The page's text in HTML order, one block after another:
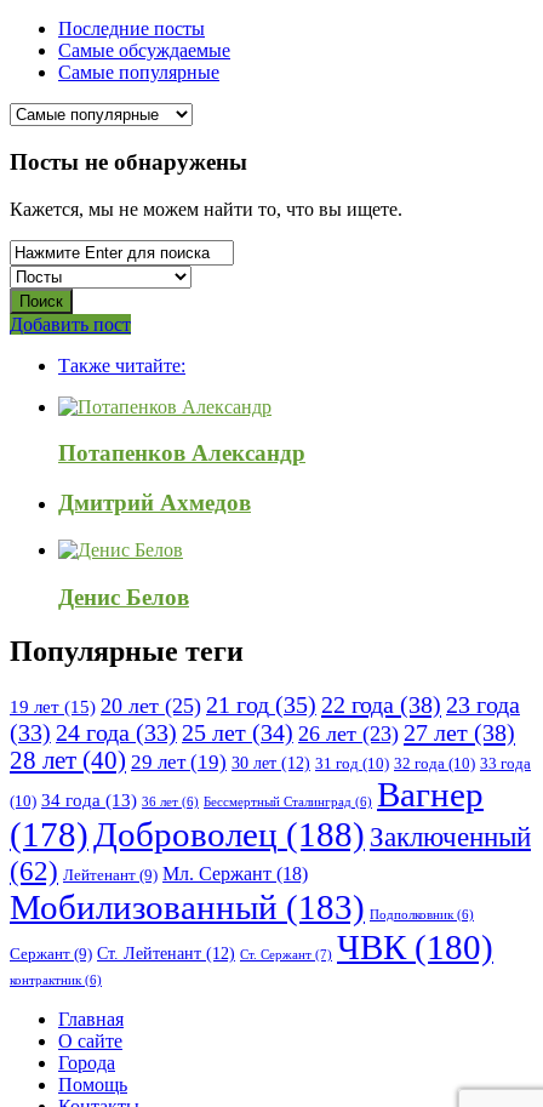
Последние посты
Самые обсуждаемые
Самые популярные
СВО
Списки
погибших
2022-
2026,
Новости
СВО
Последний
Посты
Посты не обнаружены
Кажется, мы не можем найти то, что вы ищете.
Боковая
Добавить пост
120x600Также читайте:
Потапенков Александр
Дмитрий Ахмедов
Денис Белов
Популярные теги
19 лет (15) 20 лет (25) 21 год (35) 22 года (38) 23 года
(33) 24 года (33) 25 лет (34) 26 лет (23) 27 лет (38)
28 лет (40) 29 лет(19) 30 лет (12) 31 год (10) 32 года (10) 33 года
(10) 34 года (13) 36 лет (6) Бессмертный Сталинград (6) Вагнер
(178)Доброволец (188) Заключенный
(62) Лейтенант (9) Мл. Сержант (18)
Мобилизованный (183) Подполковник(6)
Сержант (9) Ст. Лейтенант (12) Ст. Сержант (7) ЧВК(180)
контрактник(6)
Исследовать
Главная
О сайте
Города
Помощь